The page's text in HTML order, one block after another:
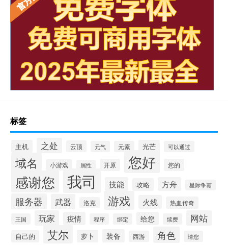
标签
主机 之处 云顶 元气 元素 光芒 可以通过
域名 小游戏 属性 开原 您好 您的
感谢您 我司 技能 攻略 方舟 星际争霸
服务器 武器 洛克 游戏 火线 热血传奇
王国 玩家 疫情 程序 绑定 给您 续费 网站
自己的 艾尔 萝卜 装备 西游 角色 请您